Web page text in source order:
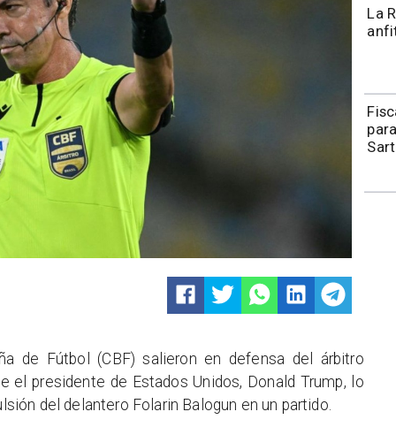
La
de Fútbol (CBF) salieron en defensa del árbitro
el presidente de Estados Unidos, Donald Trump, lo
del delantero Folarin Balogun en un partido.